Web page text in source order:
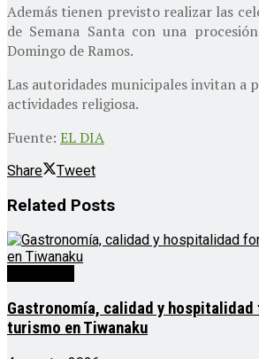
Además tienen previsto realizar las
de Semana Santa con una
Domingo de Ramos.
Las autoridades municipales invitan a
actividades religiosa.
Fuente: EL DIA
Share Tweet
Related Posts
Gastronomía, calidad y hospitalidad
turismo en Tiwanaku